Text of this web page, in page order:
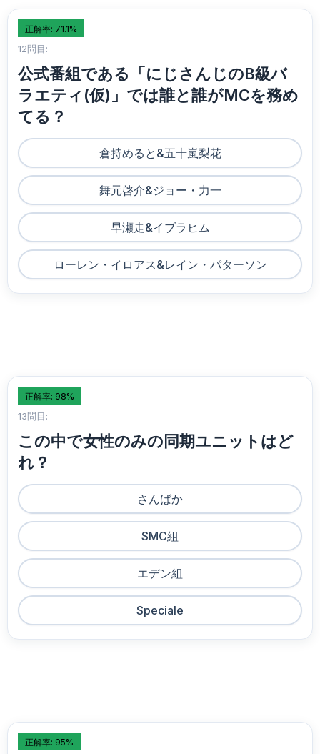
正解率: 71.1%
12問目:
公式番組である「にじさんじのB級バ
ラエティ(仮)」では誰と誰がMCを務め
てる？
倉持めると&五十嵐梨花
舞元啓介&ジョー・力一
早瀬走&イブラヒム
ローレン・イロアス&レイン・パターソン
正解率: 98%
13問目:
この中で女性のみの同期ユニットはど
れ？
さんばか
SMC組
エデン組
Speciale
正解率: 95%